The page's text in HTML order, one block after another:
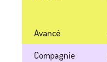
Avancé
Compagnie